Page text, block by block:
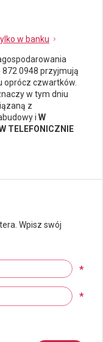
w banku
872 0948 przyjmują
oprócz czwartków.
w tym dniu
z
i W
TELEFONICZNIE
Wpisz swój
*
*